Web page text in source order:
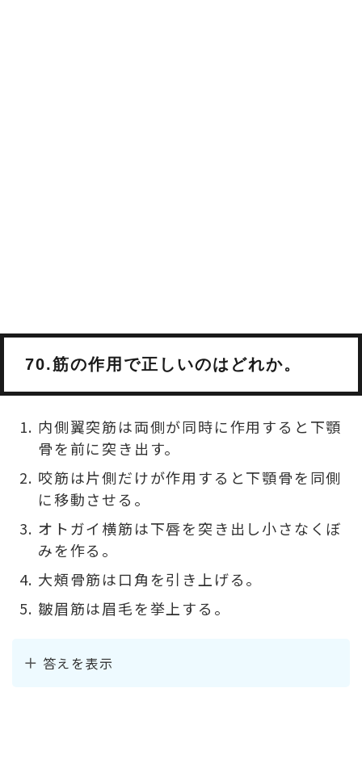
70.筋の作用で正しいのはどれか。
内側翼突筋は両側が同時に作用すると下顎
骨を前に突き出す。
咬筋は片側だけが作用すると下顎骨を同側
に移動させる。
オトガイ横筋は下唇を突き出し小さなくぼ
みを作る。
大頰骨筋は口角を引き上げる。
皺眉筋は眉毛を挙上する。
答えを表示